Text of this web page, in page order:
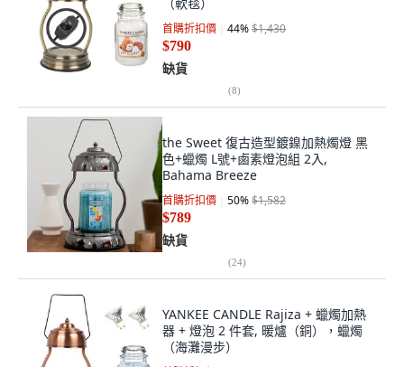
首購折扣價 44%$1,430
$790
缺貨
(8)
the Sweet 復古造型鍍鎳加熱燭燈 黑
色+蠟燭 L號+鹵素燈泡組 2入,
Bahama Breeze
首購折扣價 50%$1,582
$789
缺貨
(24)
YANKEE CANDLE Rajiza + 蠟燭加熱
器 + 燈泡 2 件套, 暖爐（銅），蠟燭
（海灘漫步）